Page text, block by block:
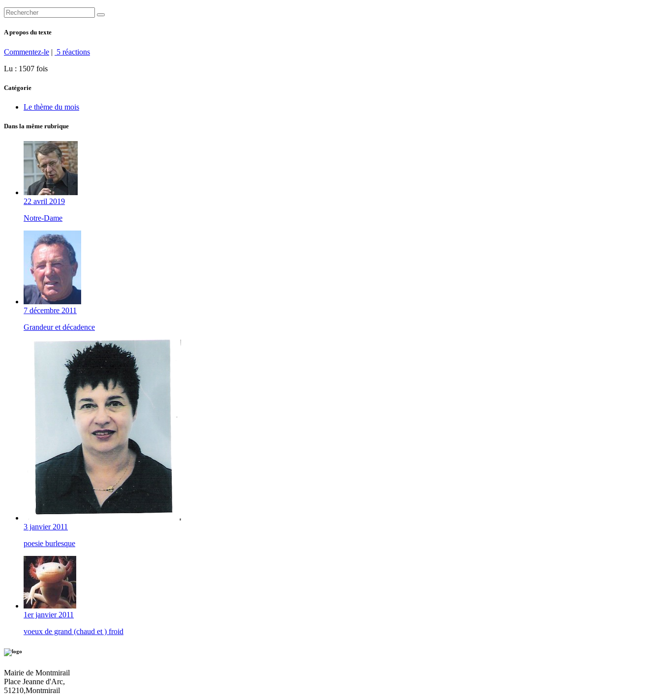
A propos du texte
Commentez-le | 5 réactions
Lu : 1507 fois
Catégorie
Le thème du mois
Dans la même rubrique
22 avril 2019
Notre-Dame
7 décembre 2011
Grandeur et décadence
3 janvier 2011
poesie burlesque
1er janvier 2011
voeux de grand (chaud et ) froid
Mairie de Montmirail
Place Jeanne d'Arc,
51210,Montmirail